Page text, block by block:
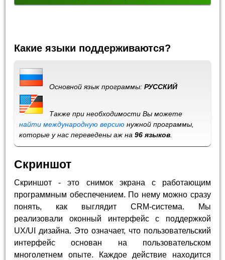
Какие языки поддерживаются?
Основной язык программы:РУССКИЙ
Также при необходимости Вы можете
найти международную версию нужной программы,
которые у нас переведены аж на96 языков
Скриншот
Скриншот - это снимок экрана с работающим
программным обеспечением. По нему можно сразу
понять, как выглядит CRM-система. Мы
реализовали оконный интерфейс с поддержкой
UX/UI дизайна. Это означает, что пользовательский
интерфейс основан на пользовательском
многолетнем опыте. Каждое действие находится